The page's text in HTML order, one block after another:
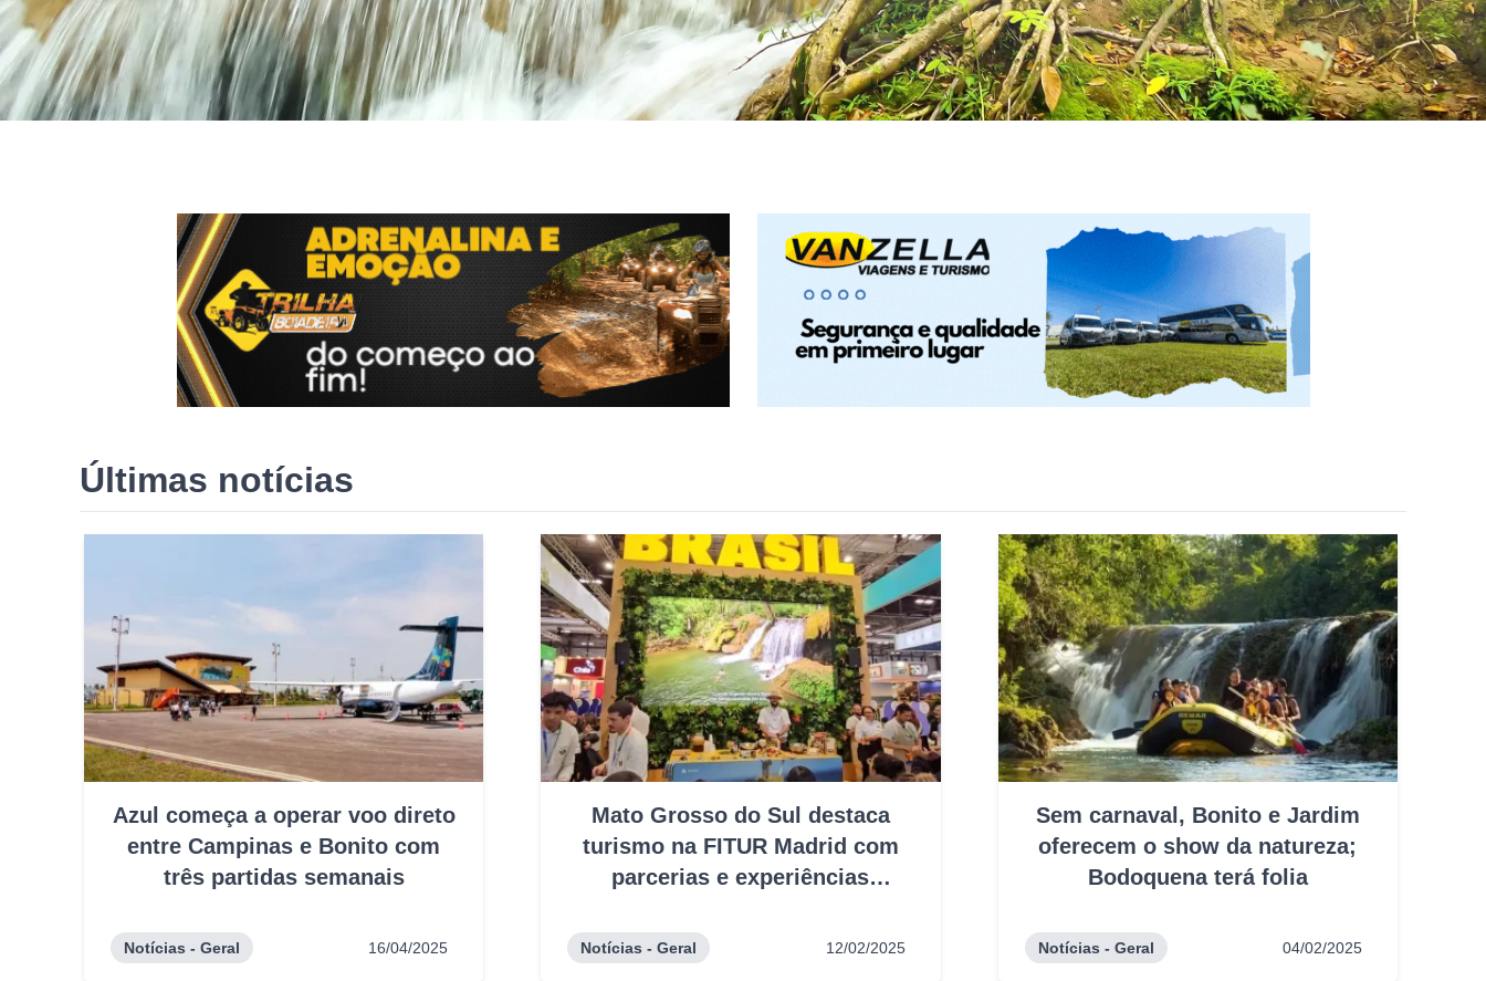
Últimas notícias
Azul começa a operar voo direto
entre Campinas e Bonito com
três partidas semanais
Notícias - Geral 16/04/2025
Mato Grosso do Sul destaca
turismo na FITUR Madrid com
parcerias e experiências
Notícias - Geral 12/02/2025
Sem carnaval, Bonito e Jardim
oferecem o show da natureza;
Bodoquena terá folia
Notícias - Geral 04/02/2025